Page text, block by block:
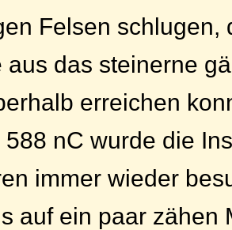
Felsen schlugen,
aus das steinerne
erreichen
588 nC wurde die
immer wieder
auf ein paar zähen